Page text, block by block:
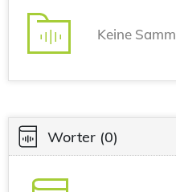
Keine
Worter (0)